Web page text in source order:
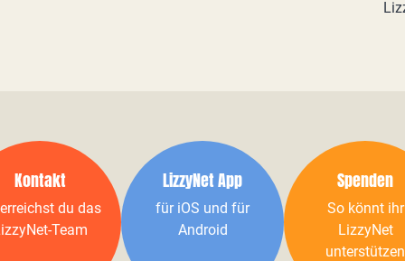
Kontakt
du das
Team
LizzyNet App
für iOS und für
Android
Spenden
So könnt ihr
LizzyNet
unterstützen